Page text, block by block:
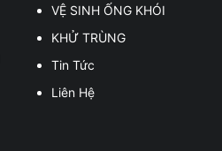
VỆ SINH ỐNG KHÓI
KHỬ TRÙNG
Tin Tức
Liên Hệ